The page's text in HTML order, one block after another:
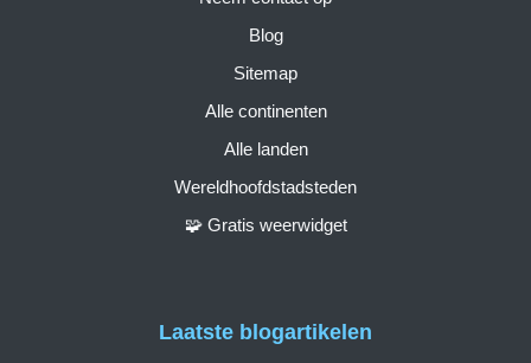
Blog
Sitemap
Alle continenten
Alle landen
Wereldhoofdstadsteden
🧩 Gratis weerwidget
Laatste blogartikelen